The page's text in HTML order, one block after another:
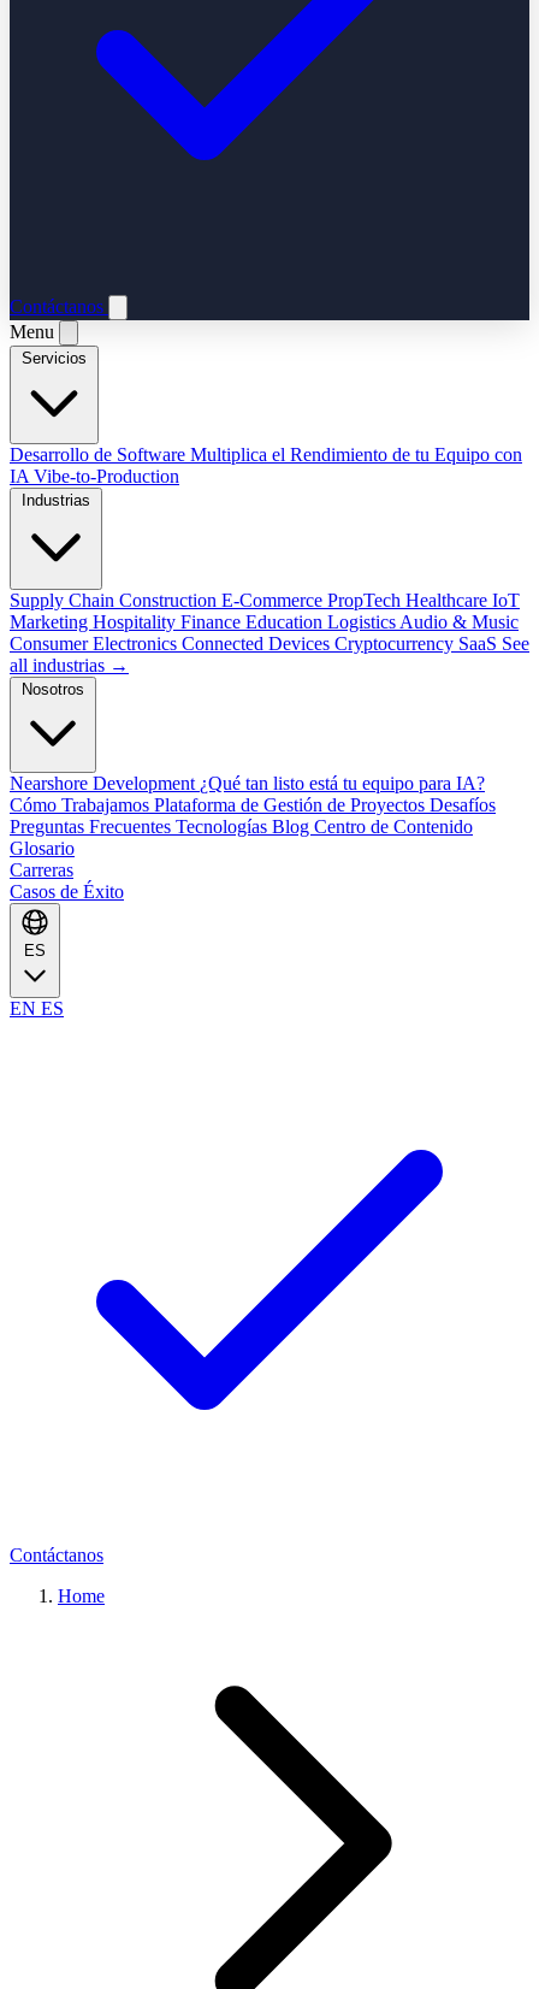
Contáctanos
Menu
Desarrollo de Software Multiplica el Rendimiento de tu Equipo con
IA Vibe-to-Production
Supply Chain Construction E-Commerce PropTech Healthcare IoT
Marketing Hospitality Finance Education Logistics Audio & Music
Consumer Electronics Connected Devices Cryptocurrency SaaS See
all industrias →
Nearshore Development ¿Qué tan listo está tu equipo para IA?
Cómo Trabajamos Plataforma de Gestión de Proyectos Desafíos
Preguntas Frecuentes Tecnologías Blog Centro de Contenido
Glosario
Carreras
Casos de Éxito
EN ES
Contáctanos
Home